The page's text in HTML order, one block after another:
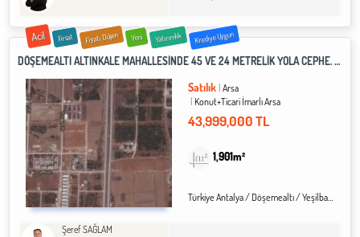
Acil Fırsat Fiyatı Düşen Yeni Yatırımlık Krediye Uygun
DÖŞEMEALTI ALTINKALE MAHALLESİNDE 45 VE 24 METRELİK YOLA CEPHE. 1901 M2 KÖŞE ARSA
Satılık Arsa
Konut+Ticari İmarlı Arsa
43,999,000 TL
1,901m²
Türkiye Antalya / Döşemealtı/ Yeşilbayır
Şeref SAĞLAM